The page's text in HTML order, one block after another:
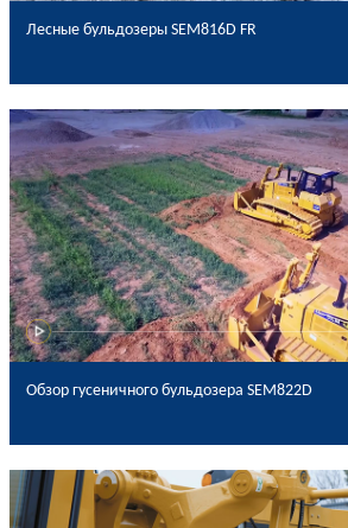
Лесные бульдозеры SEM816D FR
Обзор гусеничного бульдозера SEM822D